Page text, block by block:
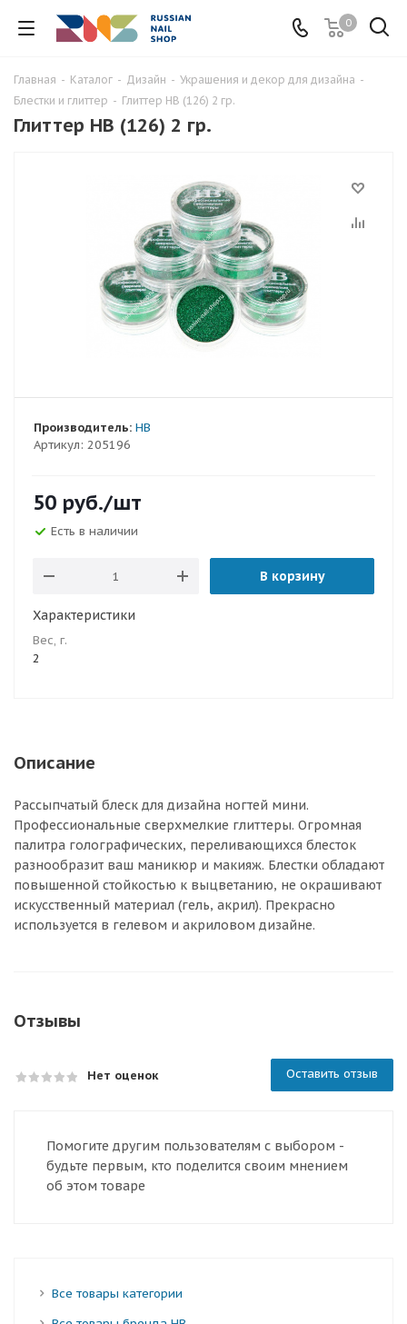
0
Главная - Каталог - Дизайн - Украшения и декор для дизайна -
Блестки и глиттер - Глиттер HB (126) 2 гр.
Глиттер HB (126) 2 гр.
Артикул: 205196
Производитель: HB
50 руб./шт
Есть в наличии
В корзину
Характеристики
Вес, г.
2
Описание
Рассыпчатый блеск для дизайна ногтей мини.
Профессиональные сверхмелкие глиттеры. Огромная
палитра голографических, переливающихся блесток
разнообразит ваш маникюр и макияж. Блестки обладают
повышенной стойкостью к выцветанию, не окрашивают
искусственный материал (гель, акрил). Прекрасно
используется в гелевом и акриловом дизайне.
Отзывы
Нет оценок Оставить отзыв
Помогите другим пользователям с выбором -
будьте первым, кто поделится своим мнением
об этом товаре
Все товары категории